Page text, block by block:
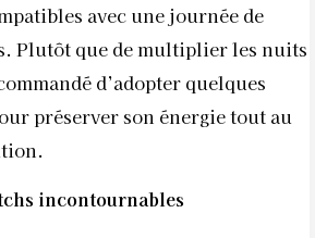
avec une journée de
Plutôt que de multiplier les nuits
d’adopter quelques
préserver son énergie tout au
incontournables